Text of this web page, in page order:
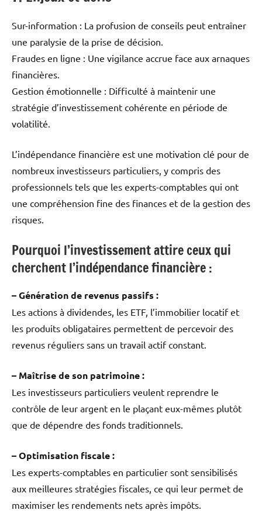
Sur-information : La profusion de conseils peut entraîner
une paralysie de la prise de décision.
Fraudes en ligne : Une vigilance accrue face aux arnaques
financières.
Gestion émotionnelle : Difficulté à maintenir une
stratégie d’investissement cohérente en période de
volatilité.
L’indépendance financière est une motivation clé pour de
nombreux investisseurs particuliers, y compris des
professionnels tels que les experts-comptables qui ont
une compréhension fine des finances et de la gestion des
risques.
Pourquoi l’investissement attire ceux qui
cherchent l’indépendance financière :
– Génération de revenus passifs :
Les actions à dividendes, les ETF, l’immobilier locatif et
les produits obligataires permettent de percevoir des
revenus réguliers sans un travail actif constant.
– Maîtrise de son patrimoine :
Les investisseurs particuliers veulent reprendre le
contrôle de leur argent en le plaçant eux-mêmes plutôt
que de dépendre des fonds traditionnels.
– Optimisation fiscale :
Les experts-comptables en particulier sont sensibilisés
aux meilleures stratégies fiscales, ce qui leur permet de
maximiser les rendements nets après impôts.